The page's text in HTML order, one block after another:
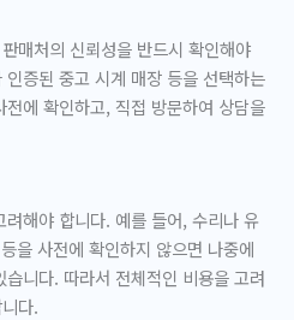
매처의 신뢰성을 반드시 확인해야
증된 중고 시계 매장 등을 선택하는
에 확인하고, 직접 방문하여 상담을
해야 합니다. 예를 들어, 수리나 유
을 사전에 확인하지 않으면 나중에
니다. 따라서 전체적인 비용을 고려
다.